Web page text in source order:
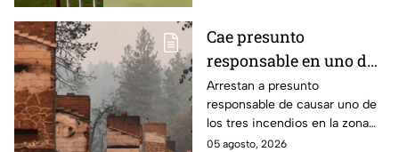
Cae presunto
responsable en uno de
los incendios forestales
en la zona de Spokane,
Washington
Arrestan a presunto
responsable de causar uno de
los tres incendios en la zona
de Spokane en Washington,
05 agosto, 2026